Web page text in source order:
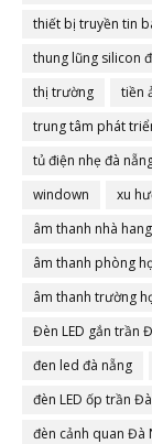
thiết bị truyền tin
thung lũng silicon
thị trường
tiền
trung tâm phát
tủ điện nhẹ đà
windown
xu
âm thanh nhà
âm thanh phòng
âm thanh trường
Đèn LED gắn trần
đen led đà nẵng
đèn LED ốp trần
đèn cảnh quan Đà